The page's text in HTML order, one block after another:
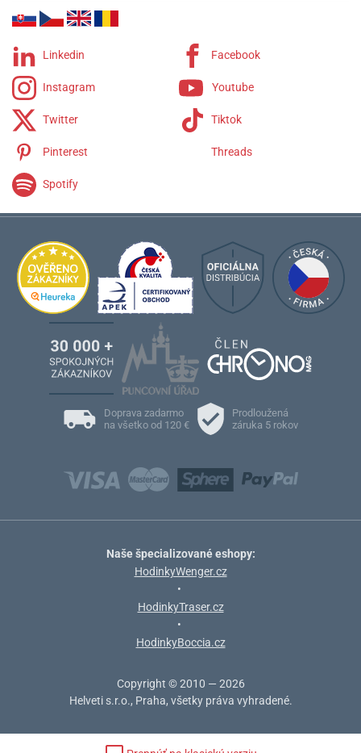
Linkedin Facebook
Instagram Youtube
Twitter Tiktok
Pinterest Threads
Spotify
Doprava zadarmo
na všetko od 120 €
Prodloužená
záruka 5 rokov
Naše špecializované eshopy:
HodinkyWenger.cz
•
HodinkyTraser.cz
•
HodinkyBoccia.cz
Copyright © 2010 — 2026
Helveti s.r.o., Praha, všetky práva vyhradené.